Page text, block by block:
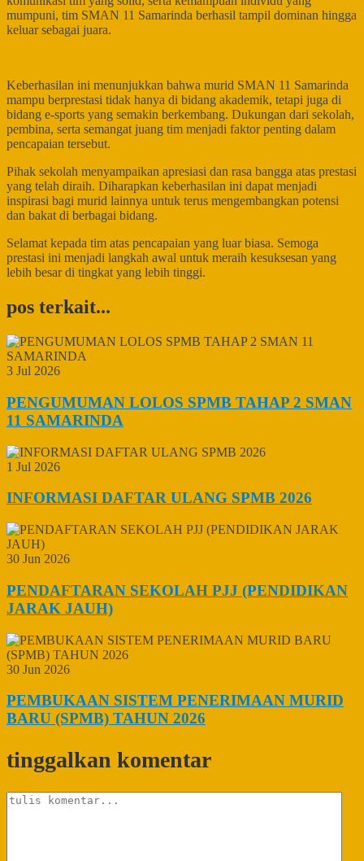
mumpuni, tim SMAN 11 Samarinda berhasil tampil dominan hingga
keluar sebagai juara.
Keberhasilan ini menunjukkan bahwa murid SMAN 11 Samarinda
mampu berprestasi tidak hanya di bidang akademik, tetapi juga di
bidang e-sports yang semakin berkembang. Dukungan dari sekolah,
pembina, serta semangat juang tim menjadi faktor penting dalam
pencapaian tersebut.
Pihak sekolah menyampaikan apresiasi dan rasa bangga atas prestasi
yang telah diraih. Diharapkan keberhasilan ini dapat menjadi
inspirasi bagi murid lainnya untuk terus mengembangkan potensi
dan bakat di berbagai bidang.
Selamat kepada tim atas pencapaian yang luar biasa. Semoga
prestasi ini menjadi langkah awal untuk meraih kesuksesan yang
lebih besar di tingkat yang lebih tinggi.
pos terkait...
3 Jul 2026
PENGUMUMAN LOLOS SPMB TAHAP 2 SMAN
11 SAMARINDA
1 Jul 2026
INFORMASI DAFTAR ULANG SPMB 2026
30 Jun 2026
PENDAFTARAN SEKOLAH PJJ (PENDIDIKAN
JARAK JAUH)
30 Jun 2026
PEMBUKAAN SISTEM PENERIMAAN MURID
BARU (SPMB) TAHUN 2026
tinggalkan komentar